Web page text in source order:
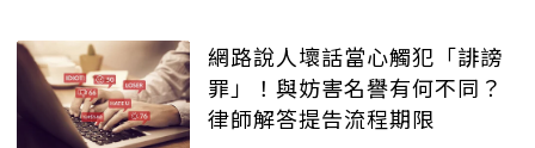
網路說人壞話當心觸犯「誹謗
罪」！與妨害名譽有何不同？
律師解答提告流程期限